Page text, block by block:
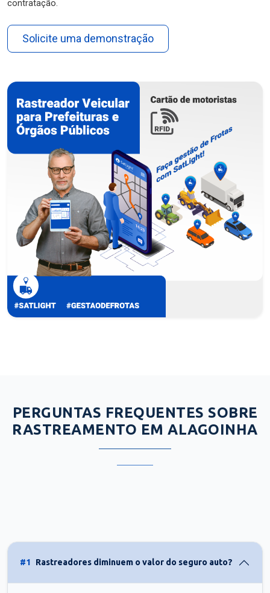
contratação.
Solicite uma demonstração
PERGUNTAS FREQUENTES SOBRE
RASTREAMENTO EM ALAGOINHA
#1 Rastreadores diminuem o valor do seguro auto?